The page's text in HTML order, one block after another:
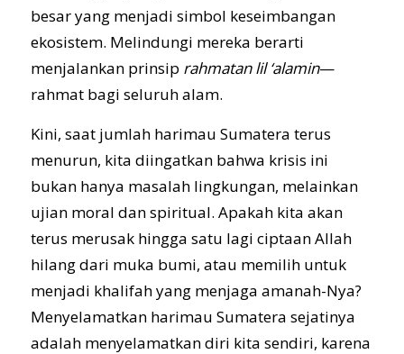
besar yang menjadi simbol keseimbangan
ekosistem. Melindungi mereka berarti
menjalankan prinsip rahmatan lil ‘alamin—
rahmat bagi seluruh alam.
Kini, saat jumlah harimau Sumatera terus
menurun, kita diingatkan bahwa krisis ini
bukan hanya masalah lingkungan, melainkan
ujian moral dan spiritual. Apakah kita akan
terus merusak hingga satu lagi ciptaan Allah
hilang dari muka bumi, atau memilih untuk
menjadi khalifah yang menjaga amanah-Nya?
Menyelamatkan harimau Sumatera sejatinya
adalah menyelamatkan diri kita sendiri, karena